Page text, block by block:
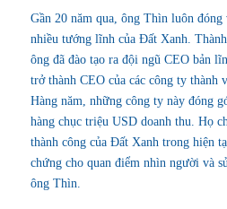
Gần 20 năm qua, ông Thìn luôn
nhiều tướng lĩnh của Đất Xanh.
ông đã đào tạo ra đội ngũ CEO bản
trở thành CEO của các công ty thành
Hàng năm, những công ty này đóng
hàng chục triệu USD doanh thu. Họ
thành công của Đất Xanh trong hiện
chứng cho quan điểm nhìn người và
ông Thìn.